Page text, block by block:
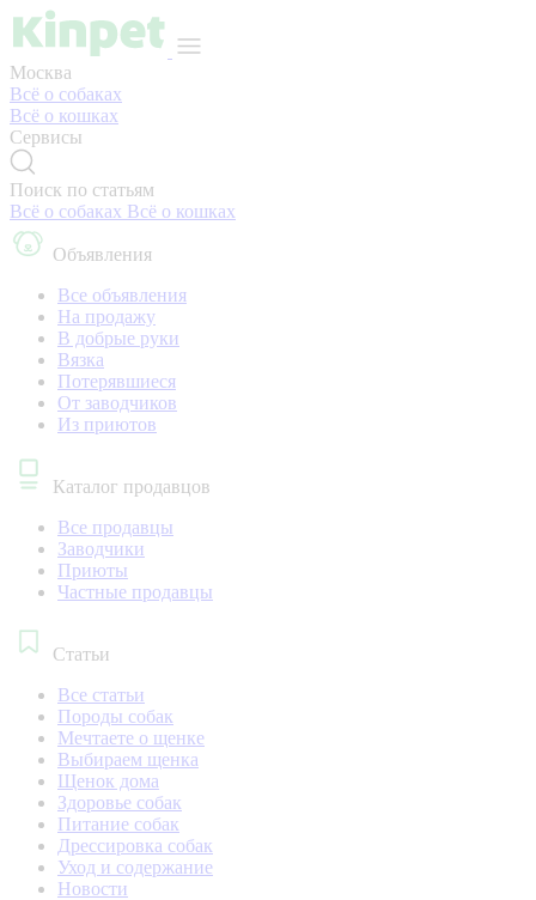
Москва
Всё о собаках
Всё о кошках
Сервисы
Поиск по статьям
Всё о собаках Всё о кошках
Объявления
Все объявления
На продажу
В добрые руки
Вязка
Потерявшиеся
От заводчиков
Из приютов
Каталог продавцов
Все продавцы
Заводчики
Приюты
Частные продавцы
Статьи
Все статьи
Породы собак
Мечтаете о щенке
Выбираем щенка
Щенок дома
Здоровье собак
Питание собак
Дрессировка собак
Уход и содержание
Новости